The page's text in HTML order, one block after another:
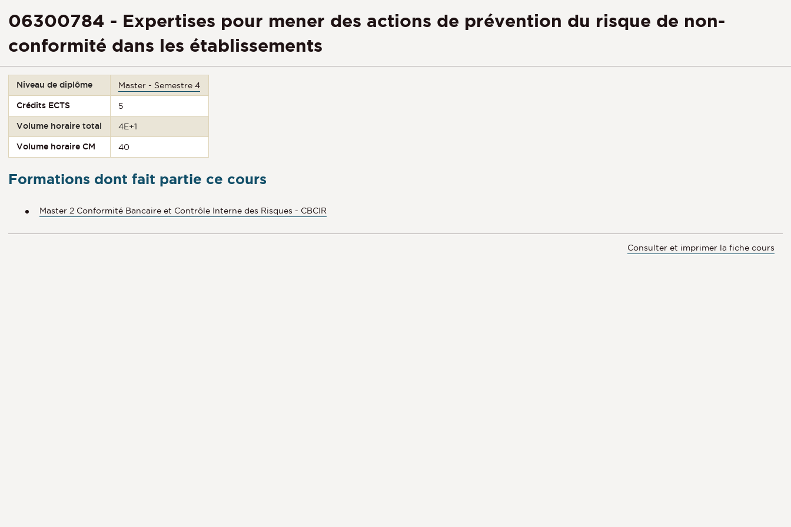
06300784 - Expertises pour mener des actions de prévention du risque de non-
conformité dans les établissements
Niveau de diplôme Master - Semestre 4
Crédits ECTS 5
Volume horaire total 4E+1
Volume horaire CM 40
Formations dont fait partie ce cours
Master 2 Conformité Bancaire et Contrôle Interne des Risques - CBCIR
Consulter et imprimer la fiche cours